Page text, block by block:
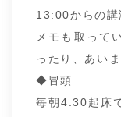
13:00からの講
メモも取って
ったり、あい
◆冒頭
毎朝4:30起床